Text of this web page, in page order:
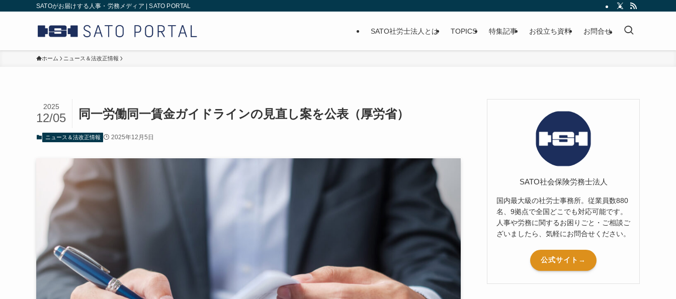
SATOがお届けする人事・労務メディア | SATO PORTAL
SATO社労士法人とは TOPICS 特集記事 お役立ち資料 お問合せ
ホーム ニュース＆法改正情報
同一労働同一賃金ガイドラインの見直し案を公表（厚労省）
2025
12/05
ニュース＆法改正情報 2025年12月5日
SATO社会保険労務士法人
国内最大級の社労士事務所。従業員数880
名、9拠点で全国どこでも対応可能です。
人事や労務に関するお困りごと・ご相談ご
ざいましたら、気軽にお問合せください。
公式サイト→